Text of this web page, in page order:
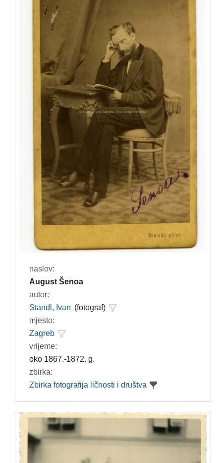
naslov:
August Šenoa
autor:
Standl, Ivan (fotograf)
mjesto:
Zagreb
vrijeme:
oko 1867.-1872. g.
zbirka:
Zbirka fotografija ličnosti i društva